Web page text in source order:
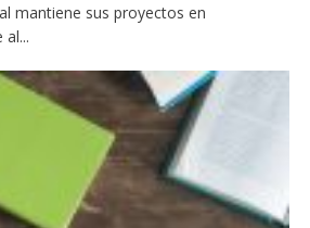
mantiene sus proyectos en